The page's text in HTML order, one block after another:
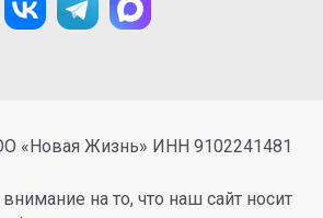
«Новая Жизнь» ИНН 9102241481
на то, что наш сайт носит